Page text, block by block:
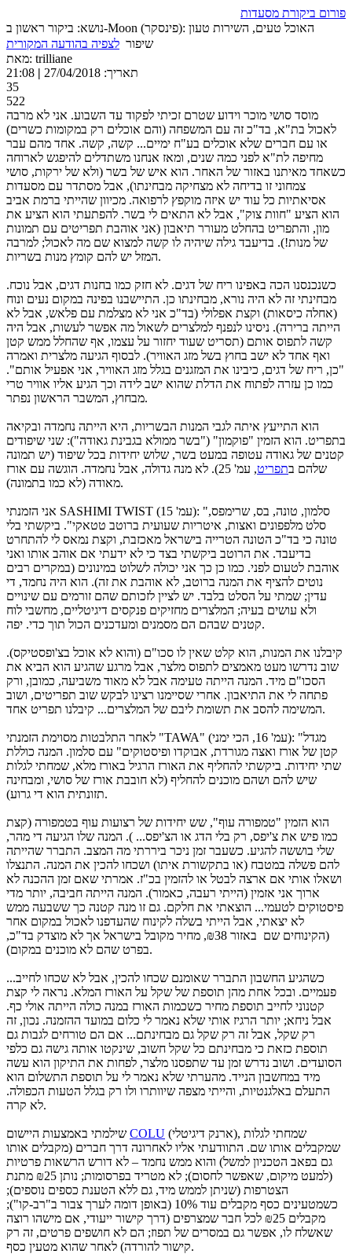
פורום ביקורת מסעדות
נושא: ביקור ראשון ב-Moon (פינסקר): האוכל טעים, השירות טעון
שיפור לצפיה בהודעה המקורית
מאת: trilliane
תאריך: 27/04/2018
|
35
522
מוסד סושי מוכר וידוע שטרם זכיתי לפקוד עד השבוע. אני לא מרבה
לאכול בת"א, בד"כ זה עם המשפחה (והם אוכלים רק במקומות כשרים)
או עם חברים שלא אוכלים בע"ח ימיים... קשה, קשה. אחד מהם עבר
מחיפה לת"א לפני כמה שנים, ומאז אנחנו משתדלים להיפגש לארוחה
כשאחד מאיתנו באזור של האחר. הוא איש של בשר (ולא של ירקות, סושי
צמחוני זו בדיחה לא מצחיקה מבחינתו), אבל מסתדר עם מסעדות
אסיאתיות כל עוד יש איזה מוקפץ לרפואה. מכיוון שהייתי ברמת אביב
הוא הציע "חוות צוק", אבל לא התאים לי בשר. להפתעתי הוא הציע את
מון, והתפריט בהחלט מעורר תיאבון (אני אוהבת תפריטים עם תמונות
של מנות!). בדיעבד גילה שיהיה לו קשה למצוא שם מה לאכול; למרבה
המזל יש להם קומץ מנות בשריות.
כשנכנסנו הכה באפינו ריח של דגים. לא חזק כמו בחנות דגים, אבל נוכח.
מבחינתי זה לא היה נורא, מבחינתו כן. התיישבנו בפינה במקום נעים ונוח
(אחלה כיסאות) וקצת אפלולי (בד"כ אני לא מצלמת עם פלאש, אבל לא
הייתה ברירה). ניסינו לנפנף למלצרים לשאול מה אפשר לעשות, אבל היה
קשה לתפוס אותם (תסריט שעוד יחזור על עצמו, אף שהחלל ממש קטן
ואף אחד לא ישב בחוץ בשל מזג האוויר). לבסוף הגיעה מלצרית ואמרה
"כן, ריח של דגים, כיבינו את המזגנים בגלל מזג האוויר, אני אפעיל אותם".
כמו כן עזרה לפתוח את הדלת שהוא ישב לידה וכך הגיע אליו אוויר טרי
מבחוץ, המשבר הראשון נפתר.
הוא התייעץ איתה לגבי המנות הבשריות, היא הייתה נחמדה ובקיאה
בתפריט. הוא הזמין "פוקמון" ("בשר ממולא בגבינת גאודה"): שני שיפודים
קטנים של גאודה עטופה במעט בשר, שלוש יחידות בכל שיפוד (יש תמונה
שלהם בתפריט
, עמ' 25). לא מנה גדולה, אבל נחמדה. הוגשה עם אורז
מאודה (לא כמו בתמונה).
אני הזמנתי SASHIMI TWIST (עמ' 15): "סלמון, טונה, בס, שרימפס,
סלט מלפפונים ואצות, איטריות שעועית ברוטב טטאקי". ביקשתי בלי
טונה כי בד"כ הטונה הטרייה בישראל מאכזבת, וקצת נמאס לי להתחרט
בדיעבד. את הרוטב ביקשתי בצד כי לא ידעתי אם אוהב אותו ואני
אוהבת לטעום לפני. כמו כן כך אני יכולה לשלוט במינונים (במקרים רבים
נוטים להציף את המנה ברוטב, לא אוהבת את זה). הוא היה נחמד, די
עדין; שמתי על הסלט בלבד. יש לציין לזכותם שהם זורמים עם שינויים
ולא עושים בעיה; המלצרים מחזיקים פנקסים דיגיטליים, מחשבי לוח
קטנים שבהם הם מסמנים ומעדכנים הכול תוך כדי. יפה.
קיבלנו את המנות, הוא קלט שאין לו סכו"ם (והוא לא אוכל בצ'ופסטיקס).
שוב נדרשו מעט מאמצים לתפוס מלצר, אבל מרגע שהגיע הוא הביא את
הסכו"ם מיד. המנה הייתה טעימה אבל לא מאוד משביעה, כמובן, ורק
פתחה לי את התיאבון. אחרי שסיימנו רצינו לבקש שוב תפריטים, ושוב
המשימה להסב את תשומת ליבם של המלצרים... קיבלנו תפריט אחד.
לאחר התלבטות מסוימת הזמנתי "TAWA" (עמ' 16, הכי ימני): "מגדל
קטן של אורז ואצה מגורדת, אבוקדו ופיסטוקים" עם סלמון. המנה כוללת
שתי יחידות. ביקשתי להחליף את האורז הרגיל באורז מלא, שמחתי לגלות
שיש להם ושהם מוכנים להחליף (לא חובבת אורז של סושי, ומבחינה
תזונתית הוא די גרוע).
הוא הזמין "טמפורה עוף", שש יחידות של רצועות עוף בטמפורה (קצת
כמו פיש את צ'יפס, רק בלי הדג או הצ'יפס... ). המנה שלו הגיעה די מהר,
שלי בוששה להגיע. כשעבר זמן ניכר ביררתי מה המצב. התברר שהייתה
להם פשלה במטבח (או בתקשורת איתו) ושכחו להכין את המנה. התנצלו
ושאלו אותי אם ארצה לבטל או להזמין בכ"ז. אמרתי שאם זמן ההכנה לא
ארוך אני אזמין (הייתי רעבה, כאמור). המנה הייתה חביבה, יותר מדי
פיסטוקים לטעמי... הוצאתי את חלקם. גם זו מנה קטנה כך ששבעה ממש
לא יצאתי, אבל הייתי בשלה לקינוח שהעדפנו לאכול במקום אחר
(הקינוחים שם באזור ₪38, מחיר מקובל בישראל אך לא מוצדק בד"כ,
בפרט שהם לא מוכנים במקום).
כשהגיע החשבון התברר שאומנם שכחו להכין, אבל לא שכחו לחייב...
פעמיים. ובכל אחת מהן תוספת של שקל על האורז המלא. נראה לי קצת
קטנוני לחייב תוספת מחיר כשכמות האורז במנה כולה הייתה אולי כף.
אבל ניחא; יותר הרגיז אותי שלא נאמר לי כלום במועד ההזמנה. נכון, זה
רק שקל, אבל זה רק שקל גם מבחינתם... אם הם טורחים לגבות גם
תוספת כזאת כי מבחינתם כל שקל חשוב, שינקטו אותה גישה גם כלפי
הסועדים. ושוב נדרש זמן עד שתפסנו מלצר, לפחות את התיקון הוא עשה
מיד במחשבון הנייד. מהערתי שלא נאמר לי על תוספת התשלום הוא
התעלם באלגנטיות, והייתי מצפה שיוותרו ולו רק בגלל הטעות הכפולה.
לא קרה.
COLU (ארנק דיגיטלי), שמחתי לגלות
שמקבלים אותו שם. התוודעתי אליו לאחרונה דרך חברים (מקבלים אותו
גם בפאב הטכניון למשל) והוא ממש נחמד – לא דורש הרשאות פרטיות
(למעט מיקום, שאפשר לחסום); לא מטריד בפרסומות; נותן ₪25 מתנת
הצטרפות (שניתן לממש מיד, גם ללא הטענת כספים נוספים);
כשמטעינים כסף מקבלים עוד 10% (באופן דומה לערך צבור ב"רב-קו");
מקבלים ₪25 לכל חבר שמצרפים (דרך קישור ייעודי, אם מישהו רוצה
שאשלח לו, אפשר גם במסרים של תפוז; הם לא חושפים פרטים, זה רק
קישור להורדה) לאחר שהוא מטעין כסף.